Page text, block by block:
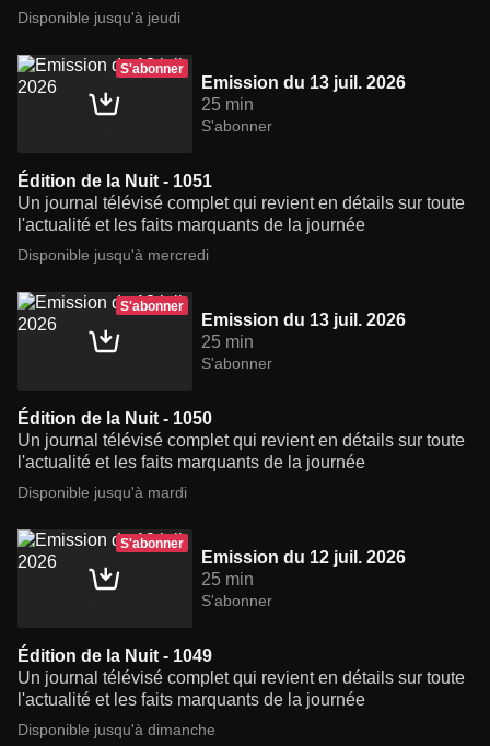
Disponible jusqu'à jeudi
S'abonner
Emission du 13 juil. 2026
25 min
S'abonner
Édition de la Nuit - 1051
Un journal télévisé complet qui revient en détails sur toute
l'actualité et les faits marquants de la journée
Disponible jusqu'à mercredi
S'abonner
Emission du 13 juil. 2026
25 min
S'abonner
Édition de la Nuit - 1050
Un journal télévisé complet qui revient en détails sur toute
l'actualité et les faits marquants de la journée
Disponible jusqu'à mardi
S'abonner
Emission du 12 juil. 2026
25 min
S'abonner
Édition de la Nuit - 1049
Un journal télévisé complet qui revient en détails sur toute
l'actualité et les faits marquants de la journée
Disponible jusqu'à dimanche